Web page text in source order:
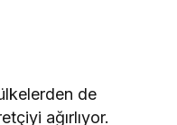
de
ağırlıyor.